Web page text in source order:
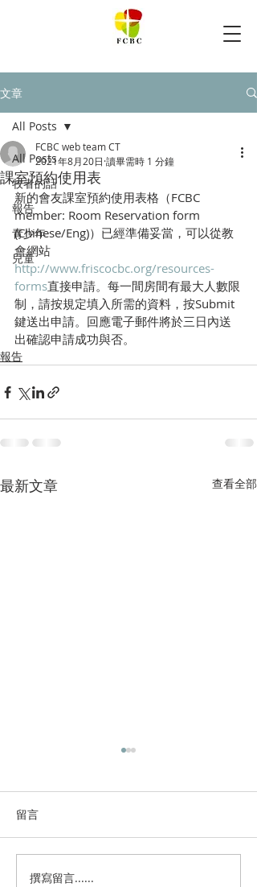
文章
All Posts
牧者的話
報告
青少年
兒童
All Posts
課室預約使用表
FCBC web team CT
2021年8月20日 讀畢需時 1 分鐘
新的會友課室預約使用表格（FCBC
member: Room Reservation form
(Chinese/Eng)）已經準備妥當，可以從教
會網站
http://www.friscocbc.org/resources-
forms直接申請。每一間房間有最大人數限
制，請按規定填入所需的資料，按Submit
鍵送出申請。回應電子郵件將於三日內送
出確認申請成功與否。
報告
最新文章 查看全部
本教會今年要慶祝成立20週年
以分享，請點擊此處上傳照
片，讓我一起來數算神的恩
典。
留言
撰寫留言......